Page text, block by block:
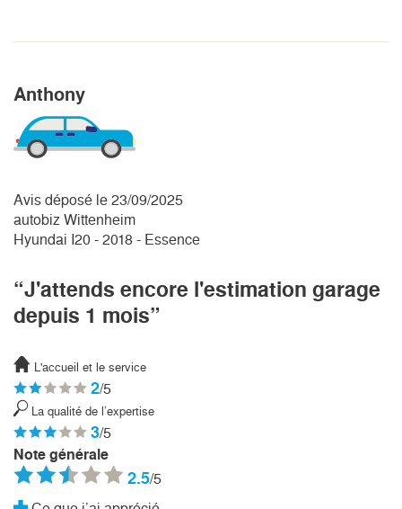
Anthony
Avis déposé le 23/09/2025
autobiz Wittenheim
Hyundai I20 - 2018 - Essence
“J'attends encore l'estimation garage
depuis 1 mois”
L'accueil et le service
2/5
La qualité de l’expertise
3/5
Note générale
2.5/5